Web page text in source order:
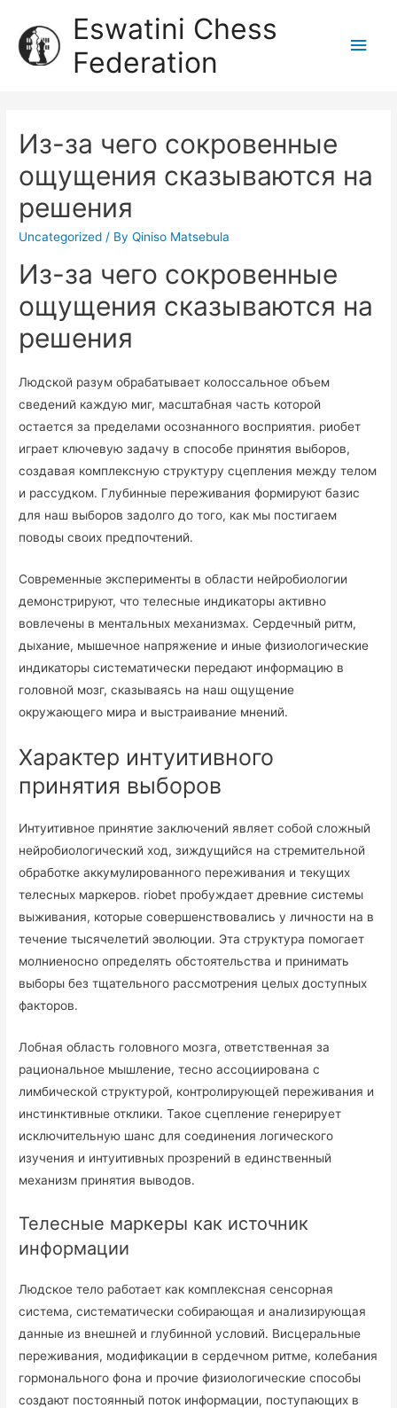
Eswatini Chess
Federation
Из-за чего сокровенные
ощущения сказываются на
решения
Uncategorized / ByQiniso Matsebula
Из-за чего сокровенные
ощущения сказываются на
решения
Людской разум обрабатывает колоссальное объем
сведений каждую миг, масштабная часть которой
остается за пределами осознанного восприятия. риобет
играет ключевую задачу в способе принятия выборов,
создавая комплексную структуру сцепления между телом
и рассудком. Глубинные переживания формируют базис
для наш выборов задолго до того, как мы постигаем
поводы своих предпочтений.
Современные эксперименты в области нейробиологии
демонстрируют, что телесные индикаторы активно
вовлечены в ментальных механизмах. Сердечный ритм,
дыхание, мышечное напряжение и иные физиологические
индикаторы систематически передают информацию в
головной мозг, сказываясь на наш ощущение
окружающего мира и выстраивание мнений.
Характер интуитивного
принятия выборов
Интуитивное принятие заключений являет собой сложный
нейробиологический ход, зиждущийся на стремительной
обработке аккумулированного переживания и текущих
телесных маркеров. riobet пробуждает древние системы
выживания, которые совершенствовались у личности на в
течение тысячелетий эволюции. Эта структура помогает
молниеносно определять обстоятельства и принимать
выборы без тщательного рассмотрения целых доступных
факторов.
Лобная область головного мозга, ответственная за
рациональное мышление, тесно ассоциирована с
лимбической структурой, контролирующей переживания и
инстинктивные отклики. Такое сцепление генерирует
исключительную шанс для соединения логического
изучения и интуитивных прозрений в единственный
механизм принятия выводов.
Телесные маркеры как источник
информации
Людское тело работает как комплексная сенсорная
система, систематически собирающая и анализирующая
данные из внешней и глубинной условий. Висцеральные
переживания, модификации в сердечном ритме, колебания
гормонального фона и прочие физиологические способы
создают постоянный поток информации, поступающих в